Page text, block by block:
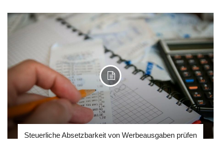
Steuerliche Absetzbarkeit von Werbeausgaben prüfen